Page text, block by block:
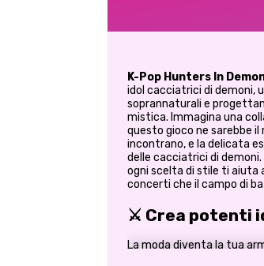
K-Pop Hunters In
idol cacciatrici di demoni,
soprannaturali e
mistica. Immagina una
questo gioco ne sarebbe
incontrano, e la delicata
delle cacciatrici di
ogni scelta di stile ti aiuta
concerti che il campo di
⚔️ Crea potenti
La moda diventa la tua